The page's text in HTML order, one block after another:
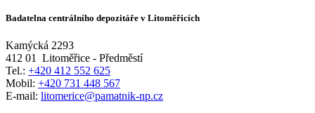
Badatelna centrálního depozitáře v Litoměřicích
Kamýcká 2293
412 01
Litoměřice - Předměstí
Tel.: +420 412 552 625
Mobil: +420 731 448 567
E-mail: litomerice@pamatnik-np.cz